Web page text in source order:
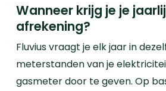
Wanneer krijg je je
afrekening?
Fluvius vraagt je elk jaar in
meterstanden van je
gasmeter door te geven. Op